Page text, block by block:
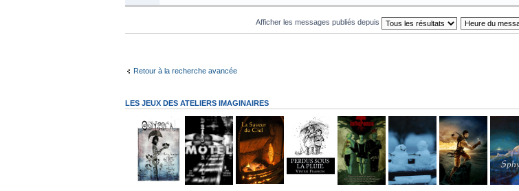
Afficher les messages publiés depuis
Retour à la recherche avancée
LES JEUX DES ATELIERS IMAGINAIRES